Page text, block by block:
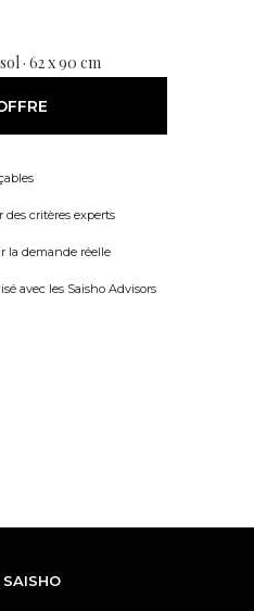
· 62 x 90 cm
des critères experts
la demande réelle
avec les Saisho Advisors
SAISHO